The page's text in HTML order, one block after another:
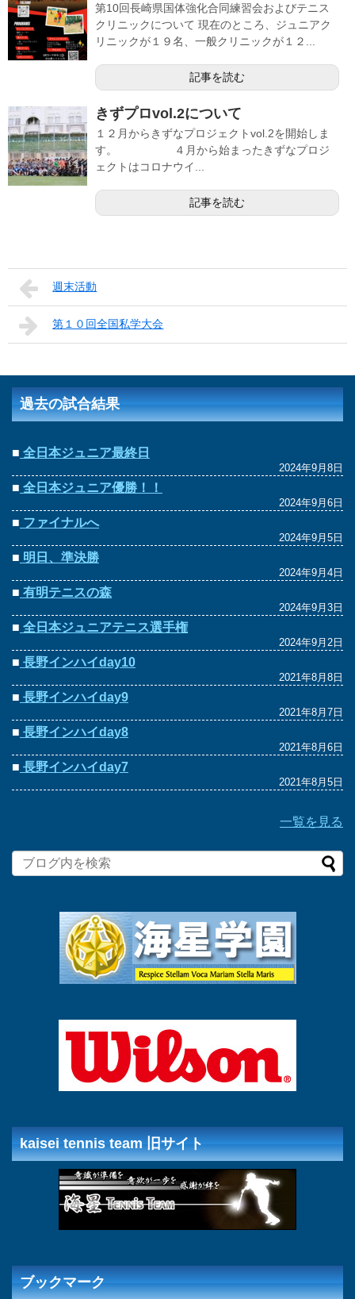
第10回長崎県国体強化合同練習会およびテニス
クリニックについて 現在のところ、ジュニアク
リニックが１９名、一般クリニックが１２...
記事を読む
きずプロvol.2について
１２月からきずなプロジェクトvol.2を開始しま
す。 ４月から始まったきずなプロジ
ェクトはコロナウイ...
記事を読む
週末活動
第１０回全国私学大会
過去の試合結果
■ 全日本ジュニア最終日
2024年9月8日
■ 全日本ジュニア優勝！！
2024年9月6日
■ ファイナルへ
2024年9月5日
■ 明日、準決勝
2024年9月4日
■ 有明テニスの森
2024年9月3日
■ 全日本ジュニアテニス選手権
2024年9月2日
■ 長野インハイday10
2021年8月8日
■ 長野インハイday9
2021年8月7日
■ 長野インハイday8
2021年8月6日
■ 長野インハイday7
2021年8月5日
一覧を見る
kaisei tennis team 旧サイト
ブックマーク